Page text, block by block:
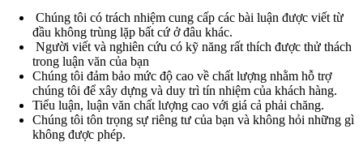
Chúng tôi có trách nhiệm cung cấp các bài luận được viết từ
đầu không trùng lặp bất cứ ở đâu khác.
Người viết và nghiên cứu có kỹ năng rất thích được thử thách
trong luận văn của bạn
Chúng tôi đảm bảo mức độ cao về chất lượng nhằm hỗ trợ
chúng tôi để xây dựng và duy trì tín nhiệm của khách hàng.
Tiểu luận, luận văn chất lượng cao với giá cả phải chăng.
Chúng tôi tôn trọng sự riêng tư của bạn và không hỏi những gì
không được phép.